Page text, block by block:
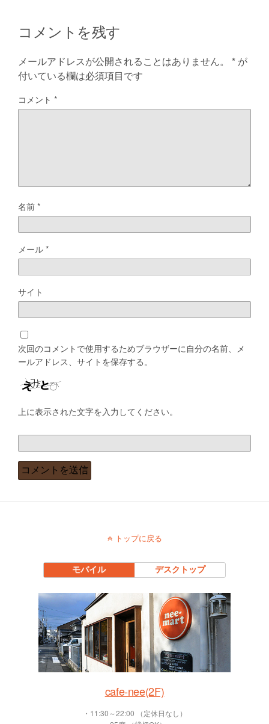
コメントを残す
メールアドレスが公開されることはありません。 * が
付いている欄は必須項目です
コメント *
名前*
メール*
サイト
次回のコメントで使用するためブラウザーに自分の名前、メ
ールアドレス、サイトを保存する。
上に表示された文字を入力してください。
トップに戻る
モバイル デスクトップ
cafe-nee(2F)
・11:30～22:00 （定休日なし）